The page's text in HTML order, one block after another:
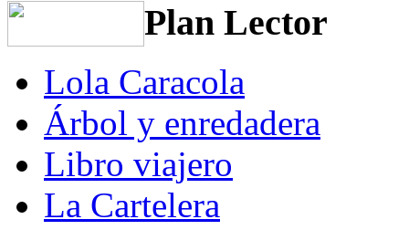
Plan Lector
Lola Caracola
Árbol y enredadera
Libro viajero
La Cartelera